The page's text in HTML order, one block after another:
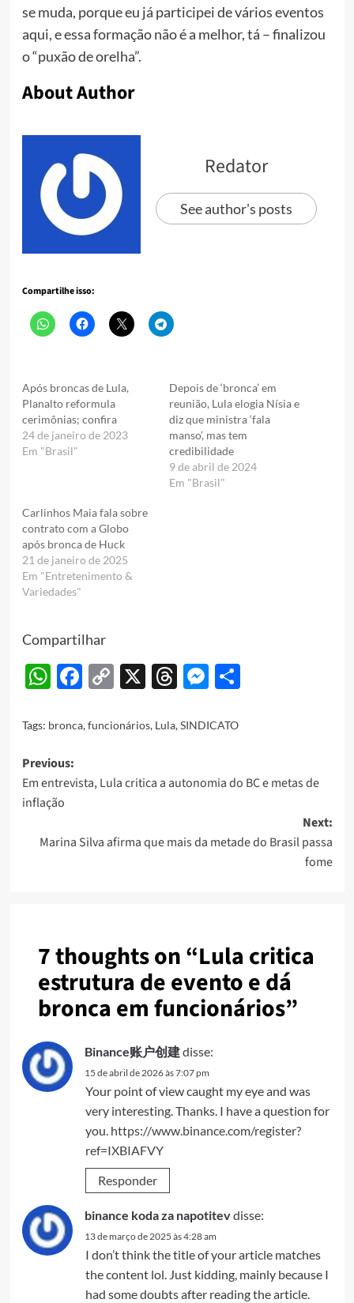
se muda, porque eu já participei de vários eventos
aqui, e essa formação não é a melhor, tá – finalizou
o “puxão de orelha”.
About Author
Redator
See author's posts
Compartilhe isso:
Após broncas de Lula,
Planalto reformula
cerimônias; confira
24 de janeiro de 2023
Em "Brasil"
Depois de ‘bronca’ em
reunião, Lula elogia Nísia e
diz que ministra ‘fala
manso’, mas tem
credibilidade
9 de abril de 2024
Em "Brasil"
Carlinhos Maia fala sobre
contrato com a Globo
após bronca de Huck
21 de janeiro de 2025
Em "Entretenimento &
Variedades"
Compartilhar
WhatsApp
Facebook
Copy
X Threads
Messenger
Share
Tags: bronca,funcionários, Lula,SINDICATO
Post
navigation
Previous:
Em entrevista, Lula critica a autonomia do BC e metas de
inflação
Next:
Marina Silva afirma que mais da metade do Brasil passa
fome
7 thoughts on “Lula critica
estrutura de evento e dá
bronca em funcionários”
Binance账户创建disse:
15 de abril de 2026 às 7:07 pm
Your point of view caught my eye and was
very interesting. Thanks. I have a question for
you. https://www.binance.com/register?
ref=IXBIAFVY
Responder
binance koda za napotitevdisse:
13 de março de 2025 às 4:28 am
I don’t think the title of your article matches
the content lol. Just kidding, mainly because I
had some doubts after reading the article.